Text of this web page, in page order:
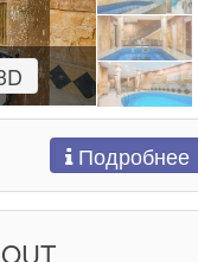
Подробнее